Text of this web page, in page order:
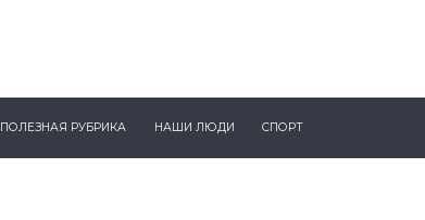
ПОЛЕЗНАЯ РУБРИКА НАШИ ЛЮДИ СПОРТ